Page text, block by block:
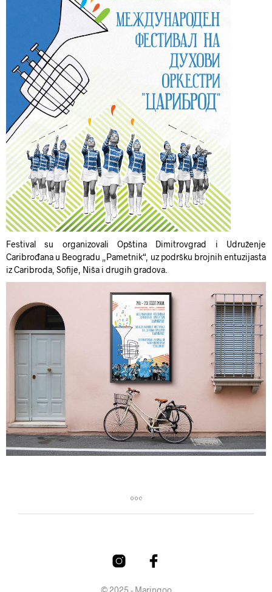
Festival su organizovali Opština Dimitrovgrad i Udruženje
Caribrođana u Beogradu „Pametnik“, uz podršku brojnih entuzijasta
iz Caribroda, Sofije, Niša i drugih gradova.
© 2025 - Maringoo